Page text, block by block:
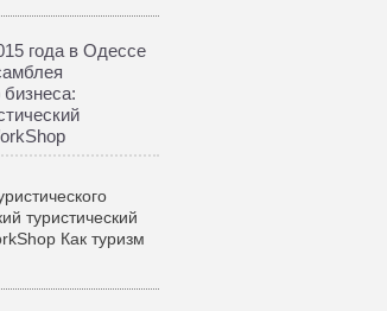
года в Одессе
бизнеса:
туристический
Как туризм